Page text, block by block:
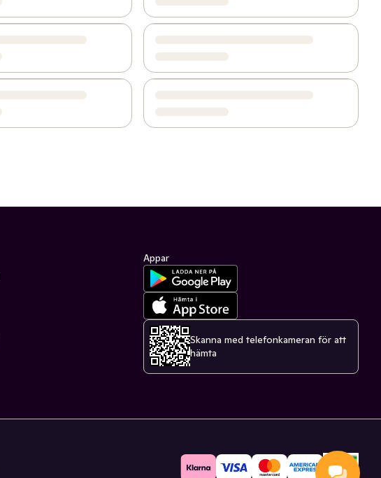
Appar
Skanna med telefonkameran för att
hämta